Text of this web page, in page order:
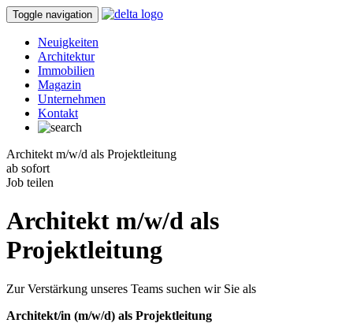
Toggle navigation
Neuigkeiten
Architektur
Immobilien
Magazin
Unternehmen
Kontakt
Architekt m/w/d als Projektleitung
ab sofort
Job teilen
Architekt m/w/d als
Projektleitung
Zur Verstärkung unseres Teams suchen wir Sie als
Architekt/in (m/w/d) als Projektleitung